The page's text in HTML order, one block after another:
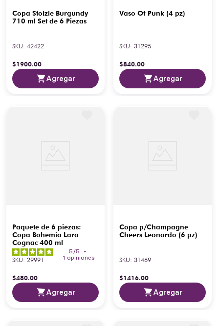
Copa Stolzle Burgundy
710 ml Set de 6 Piezas
SKU: 42422
$1900.00
Agregar
Vaso Of Punk (4 pz)
SKU: 31295
$840.00
Agregar
Paquete de 6 piezas:
Copa Bohemia Lara
Cognac 400 ml
5 /5
-
1 opiniones
SKU: 29991
$480.00
Agregar
Copa p/Champagne
Cheers Leonardo (6 pz)
SKU: 31469
$1416.00
Agregar